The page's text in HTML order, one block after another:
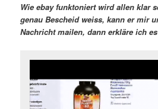
Wie ebay funktoniert wird allen klar
genau Bescheid weiss, kann er mir
Nachricht mailen, dann erkläre ich